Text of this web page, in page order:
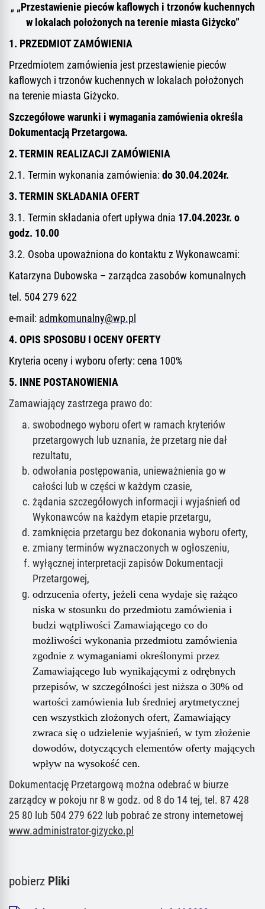
„ „Przestawienie pieców kaflowych i trzonów kuchennych
w lokalach położonych na terenie miasta Giżycko”
1. PRZEDMIOT ZAMÓWIENIA
Przedmiotem zamówienia jest przestawienie pieców
kaflowych i trzonów kuchennych w lokalach położonych
na terenie miasta Giżycko.
Szczegółowe warunki i wymagania zamówienia określa
Dokumentacją Przetargowa.
2. TERMIN REALIZACJI ZAMÓWIENIA
2.1. Termin wykonania zamówienia:do 30.04.2024r.
3. TERMIN SKŁADANIA OFERT
3.1. Termin składania ofert upływa dnia 17.04.2023r. o
godz. 10.00
3.2. Osoba upoważniona do kontaktu z Wykonawcami:
Katarzyna Dubowska – zarządca zasobów komunalnych
tel. 504 279 622
e-mail: admkomunalny@wp.pl
4. OPIS SPOSOBU I OCENY OFERTY
Kryteria oceny i wyboru oferty: cena 100%
5. INNE POSTANOWIENIA
Zamawiający zastrzega prawo do:
swobodnego wyboru ofert w ramach kryteriów
przetargowych lub uznania, że przetarg nie dał
rezultatu,
odwołania postępowania, unieważnienia go w
całości lub w części w każdym czasie,
żądania szczegółowych informacji i wyjaśnień od
Wykonawców na każdym etapie przetargu,
zamknięcia przetargu bez dokonania wyboru oferty,
zmiany terminów wyznaczonych w ogłoszeniu,
wyłącznej interpretacji zapisów Dokumentacji
Przetargowej,
odrzucenia oferty, jeżeli cena wydaje się rażąco
niska w stosunku do przedmiotu zamówienia i
budzi wątpliwości Zamawiającego co do
możliwości wykonania przedmiotu zamówienia
zgodnie z wymaganiami określonymi przez
Zamawiającego lub wynikającymi z odrębnych
przepisów, w szczególności jest niższa o 30% od
wartości zamówienia lub średniej arytmetycznej
cen wszystkich złożonych ofert, Zamawiający
zwraca się o udzielenie wyjaśnień, w tym złożenie
dowodów, dotyczących elementów oferty mających
wpływ na wysokość cen.
Dokumentację Przetargową można odebrać w biurze
zarządcy w pokoju nr 8 w godz. od 8 do 14tej, tel. 87 428
25 80 lub 504 279 622 lub pobrać ze strony internetowej
www.administrator-gizycko.pl
pobierz Pliki